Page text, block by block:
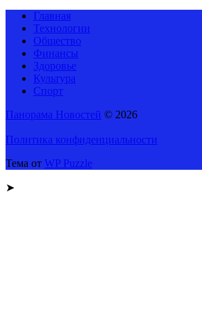
Главная
Технологии
Общество
Финансы
Здоровье
Культура
Спорт
Панорама Новостей © 2026
Политика конфиденциальности
Тема от WP Puzzle
➤